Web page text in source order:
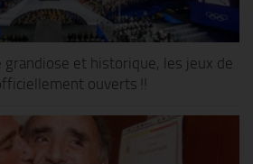
grandiose et historique, les jeux de
ouverts !!